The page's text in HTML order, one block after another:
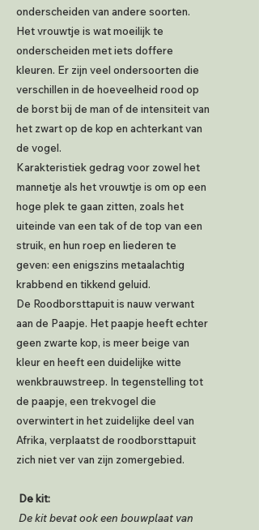
onderscheiden van andere soorten.
Het vrouwtje is wat moeilijk te
onderscheiden met iets doffere
kleuren. Er zijn veel ondersoorten die
verschillen in de hoeveelheid rood op
de borst bij de man of de intensiteit van
het zwart op de kop en achterkant van
de vogel.
Karakteristiek gedrag voor zowel het
mannetje als het vrouwtje is om op een
hoge plek te gaan zitten, zoals het
uiteinde van een tak of de top van een
struik, en hun roep en liederen te
geven: een enigszins metaalachtig
krabbend en tikkend geluid.
De Roodborsttapuit is nauw verwant
aan de Paapje. Het paapje heeft echter
geen zwarte kop, is meer beige van
kleur en heeft een duidelijke witte
wenkbrauwstreep. In tegenstelling tot
de paapje, een trekvogel die
overwintert in het zuidelijke deel van
Afrika, verplaatst de roodborsttapuit
zich niet ver van zijn zomergebied.
De kit:
De kit bevat ook een bouwplaat van